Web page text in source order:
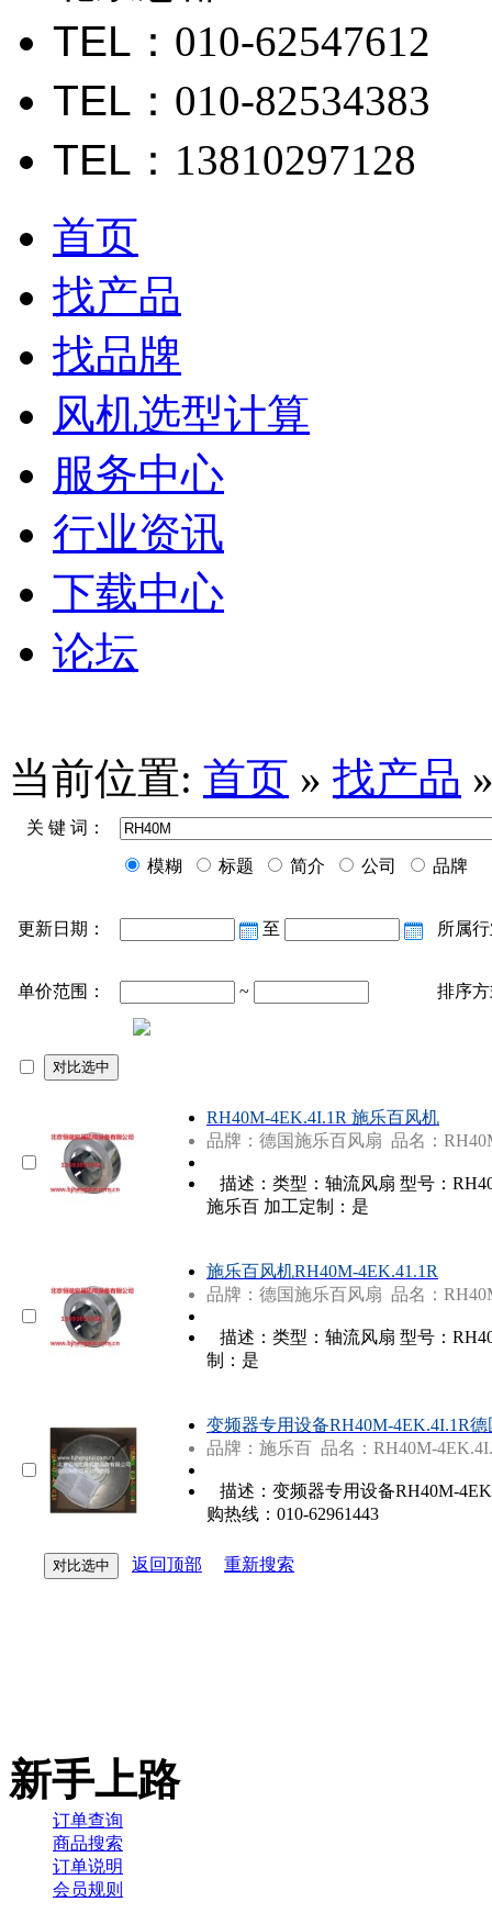
TEL ：010-62547612
TEL ：010-82534383
TEL ：13810297128
首页
找产品
找品牌
风机选型计算
服务中心
行业资讯
下载中心
论坛
当前位置: 首页 » 找产品
关 键 词：
模糊 标题 简介 公司 品牌
更新日期： 至 所属
单价范围： ~ 排序
RH40M-4EK.4I.1R 施乐百风机
品牌：德国施乐百风扇 品名：
描述：类型：轴流风扇 型号：
施乐百 加工定制：是
施乐百风机RH40M-4EK.41.1R
品牌：德国施乐百风扇 品名：
描述：类型：轴流风扇 型号：
制：是
变频器专用设备RH40M-4EK.4I.1R
品牌：施乐百 品名：RH40M-
描述：变频器专用设备RH40M-
购热线：010-62961443
返回顶部 重新搜索
新手上路
订单查询
商品搜索
订单说明
会员规则